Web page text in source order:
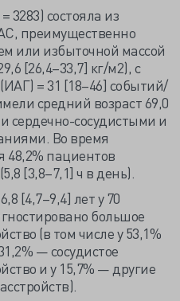
3283) состояла из
преимущественно
или избыточной массой
[26,4–33,7] кг/м2), с
= 31 [18–46] событий/
средний возраст 69,0
сердечно-сосудистыми и
Во время
пациентов
[3,8–7,1] ч в день).
[4,7–9,4] лет у 70
большое
(в том числе у 53,1%
— сосудистое
и у 15,7% — другие